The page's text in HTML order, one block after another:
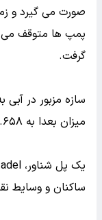
صورت می گیرد و
پمپ ها متوقف می
گرفت.
میزان بعدا به ۳.۶۵۸ متر افزایش می یابد.
ساکنان و وسایط